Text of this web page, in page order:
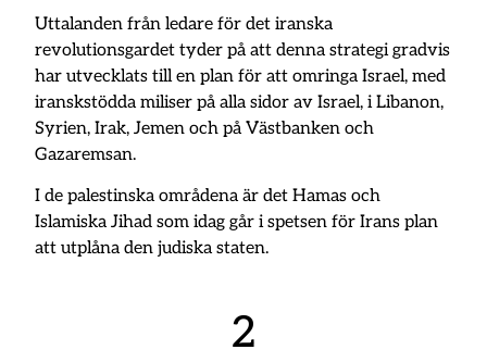
Uttalanden från ledare för det iranska
revolutionsgardet tyder på att denna strategi gradvis
har utvecklats till en plan för att omringa Israel, med
iranskstödda miliser på alla sidor av Israel, i Libanon,
Syrien, Irak, Jemen och på Västbanken och
Gazaremsan.
I de palestinska områdena är det Hamas och
Islamiska Jihad som idag går i spetsen för Irans plan
att utplåna den judiska staten.
2